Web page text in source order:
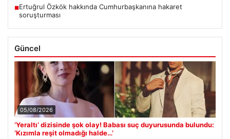
■Ertuğrul Özkök hakkında Cumhurbaşkanına hakaret
soruşturması
Güncel
05/08/2026
‘Yeraltı’ dizisinde şok olay! Babası suç duyurusunda bulundu:
‘Kızımla reşit olmadığı halde…’